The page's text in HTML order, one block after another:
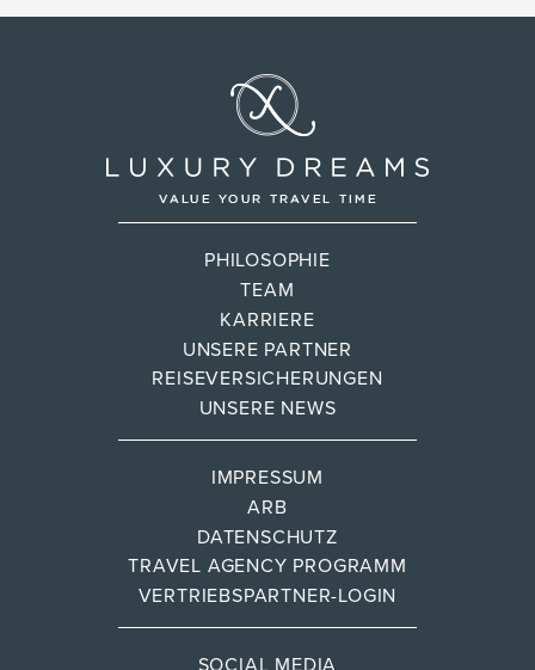
PHILOSOPHIE
TEAM
KARRIERE
UNSERE PARTNER
REISEVERSICHERUNGEN
UNSERE NEWS
IMPRESSUM
ARB
DATENSCHUTZ
TRAVEL AGENCY PROGRAMM
VERTRIEBSPARTNER-LOGIN
SOCIAL MEDIA